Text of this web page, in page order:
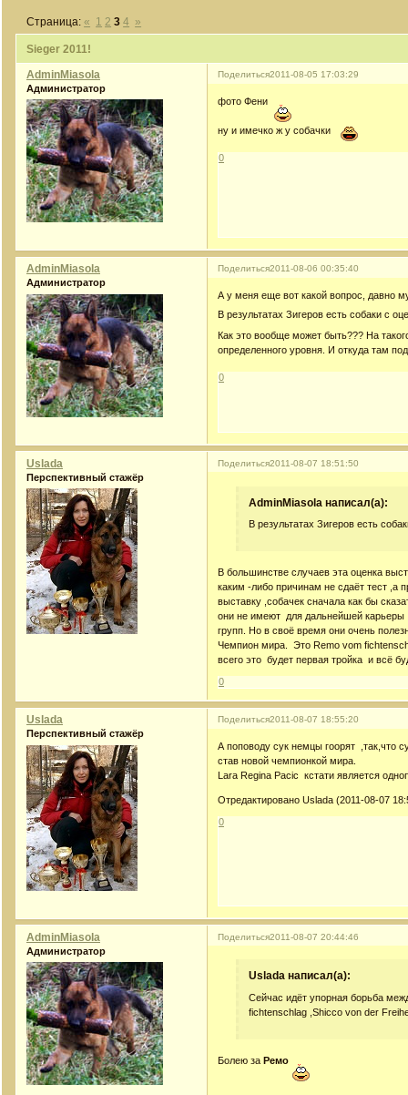
Sieger 2011!
Страница:« 1 2 3 4 »
Поделиться2011-08-05 17:03:29
AdminMiasola
Администратор
фото Фени
ну и имечко ж у собачки
0
Поделиться2011-08-06 00:35:40
AdminMiasola
Администратор
А у меня еще вот какой вопрос, давно
В результатах Зигеров есть собаки с
Как это вообще может быть??? На
определенного уровня. И откуда там
0
Поделиться2011-08-07 18:51:50
Uslada
Перспективный стажёр
AdminMiasola написал(а):
В результатах Зигеров есть
В большинстве случаев эта оценка
каким -либо причинам не сдаёт тест
выставку ,собачек сначала как бы
они не имеют для дальнейшей карьеры
групп. Но в своё время они очень
Чемпион мира. Это Remo vom
всего это будет первая тройка и всё
0
Поделиться2011-08-07 18:55:20
Uslada
Перспективный стажёр
А поповоду сук немцы гоорят ,так,что
став новой чемпионкой мира.
Lara Regina Pacic кстати является
Отредактировано Uslada (2011-08-07
0
Поделиться2011-08-07 20:44:46
AdminMiasola
Администратор
Uslada написал(а):
Сейчас идёт упорная борьба
fichtenschlag ,Shicco von der
Болею за Ремо